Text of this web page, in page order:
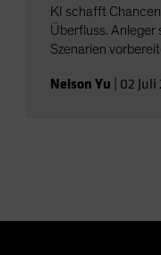
KI schafft
Überfluss. Anleger
Szenarien
Nelson Yu 02 Juli